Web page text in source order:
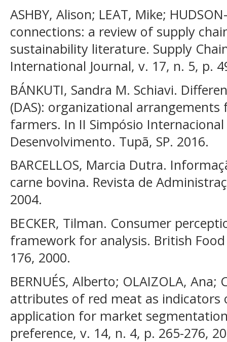
ASHBY, Alison; LEAT, Mike;
connections: a review of supply
sustainability literature. Supply
International Journal, v. 17, n. 5, p.
BÁNKUTI, Sandra M. Schiavi.
(DAS): organizational
farmers. In II Simpósio
Desenvolvimento. Tupã, SP. 2016.
BARCELLOS, Marcia Dutra.
carne bovina. Revista de
2004.
BECKER, Tilman. Consumer
framework for analysis. British
176, 2000.
BERNUÉS, Alberto; OLAIZOLA, Ana;
attributes of red meat as indicators
application for market
preference, v. 14, n. 4, p. 265-276,